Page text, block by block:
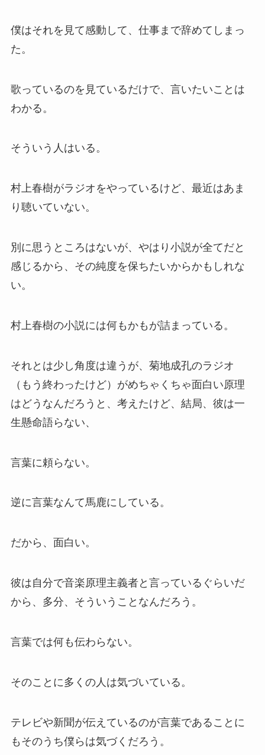
僕はそれを見て感動して、仕事まで辞めてしまっ
た。
歌っているのを見ているだけで、言いたいことは
わかる。
そういう人はいる。
村上春樹がラジオをやっているけど、最近はあま
り聴いていない。
別に思うところはないが、やはり小説が全てだと
感じるから、その純度を保ちたいからかもしれな
い。
村上春樹の小説には何もかもが詰まっている。
それとは少し角度は違うが、菊地成孔のラジオ
（もう終わったけど）がめちゃくちゃ面白い原理
はどうなんだろうと、考えたけど、結局、彼は一
生懸命語らない、
言葉に頼らない。
逆に言葉なんて馬鹿にしている。
だから、面白い。
彼は自分で音楽原理主義者と言っているぐらいだ
から、多分、そういうことなんだろう。
言葉では何も伝わらない。
そのことに多くの人は気づいている。
テレビや新聞が伝えているのが言葉であることに
もそのうち僕らは気づくだろう。